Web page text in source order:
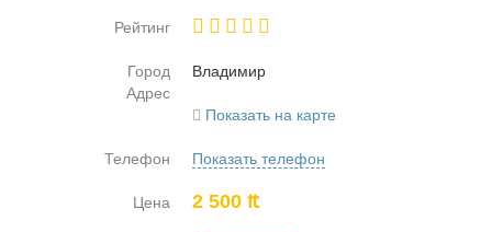
Рейтинг
Город
Вла­ди­мир
Адрес
Показать на карте
Телефон Показать телефон
Цена 2 500 ₶